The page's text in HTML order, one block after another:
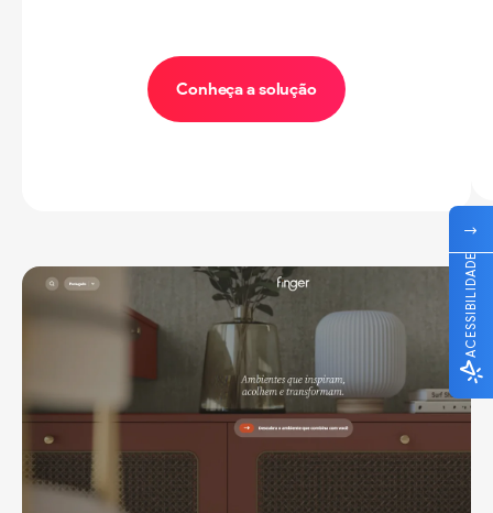
Conheça a solução
ACESSIBILIDADE